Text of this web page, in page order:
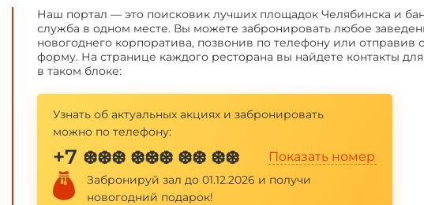
Наш портал — это поисковик лучших площадок Челябинска и
служба в одном месте. Вы можете забронировать любое
новогоднего корпоратива, позвонив по телефону или отправив
форму. На странице каждого ресторана вы найдете контакты
в таком блоке:
Узнать об актуальных акциях и забронировать
можно по телефону:
+7 ❆❆❆ ❆❆❆ ❆❆ ❆❆ Показать номер
Забронируй зал до 01.12.2026 и получи
новогодний подарок!